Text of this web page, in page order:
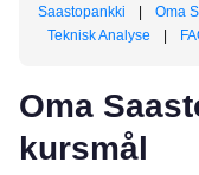
Saastopankki
Oma
Teknisk Analyse
Oma
kursmål